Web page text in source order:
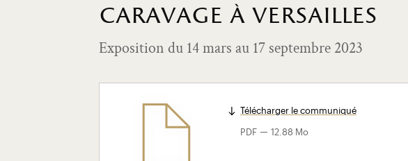
caravage à versailles
Exposition du 14 mars au 17 septembre 2023
Télécharger le communiqué
PDF 12.88 Mo